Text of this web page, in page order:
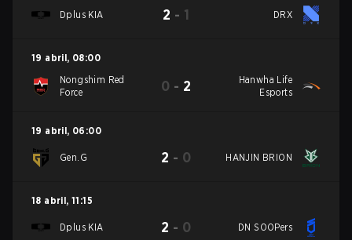
Dplus KIA 2 - 1 DRX
19 abril, 08:00
Nongshim Red
Force
0 - 2
Hanwha Life
Esports
19 abril, 06:00
Gen.G 2 - 0 HANJIN BRION
18 abril, 11:15
Dplus KIA 2 - 0 DN SOOPers